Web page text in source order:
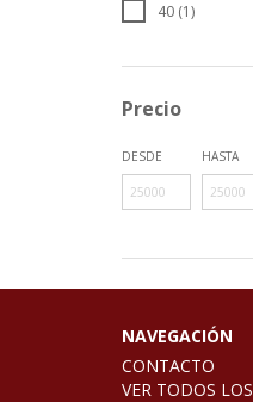
40 (1)
Precio
DESDE HASTA
NAVEGACIÓN
CONTACTO
VER TODOS LOS